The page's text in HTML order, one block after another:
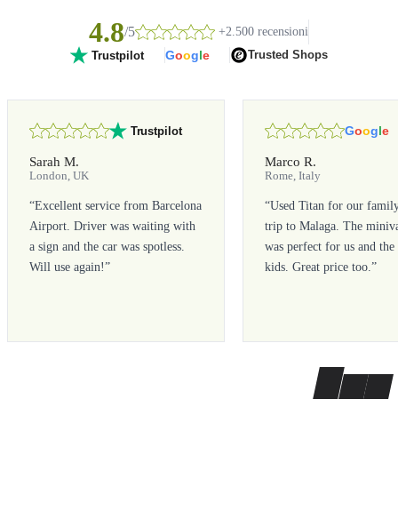
4.8/5 +2.500 recensioni
Trustpilot Google Trusted Shops
Trustpilot
Sarah M.
London, UK
“Excellent service from Barcelona
Airport. Driver was waiting with
a sign and the car was spotless.
Will use again!”
Google
Marco R.
Rome, Italy
“Used Titan for our
trip to Malaga. The
was perfect for us and the
kids. Great price too.”